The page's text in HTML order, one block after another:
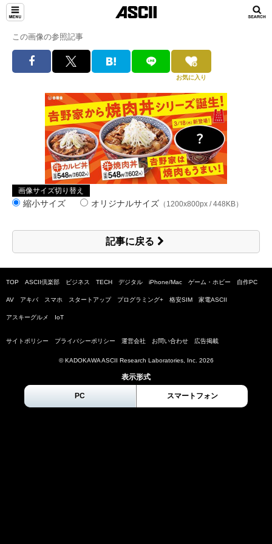
この画像の参照記事
お気に入り
画像サイズ切り替え
縮小サイズ オリジナルサイズ （1200x800px / 448KB）
記事に戻る
TOP ASCII倶楽部 ビジネス TECH デジタル iPhone/Mac ゲーム・ホビー 自作PC
AV アキバ スマホ スタートアップ プログラミング+ 格安SIM 家電ASCII
アスキーグルメ IoT
サイトポリシー プライバシーポリシー 運営会社 お問い合わせ 広告掲載
© KADOKAWA ASCII Research Laboratories, Inc. 2026
表示形式
PC スマートフォン